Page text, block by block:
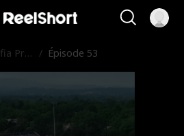
Pre
/ Épisode 53